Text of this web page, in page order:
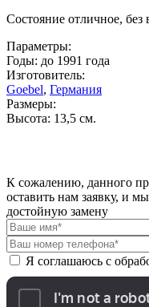
Состояние отличное,
Параметры:
Годы: до 1991 года
Изготовитель:
Goebel, Германия
Размеры:
Высота: 13,5 см.
К сожалению, данного
оставить нам заявку, и
достойную замену
Я соглашаюсь с